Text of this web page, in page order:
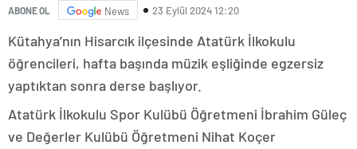
ABONE OL News 23 Eylül 2024 12:20
Kütahya’nın Hisarcık ilçesinde Atatürk İlkokulu
öğrencileri, hafta başında müzik eşliğinde egzersiz
yaptıktan sonra derse başlıyor.
Atatürk İlkokulu Spor Kulübü Öğretmeni İbrahim Güleç
ve Değerler Kulübü Öğretmeni Nihat Koçer